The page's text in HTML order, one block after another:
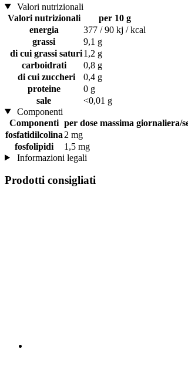
Valori nutrizionali
Valori nutrizionali
per 10 g
energia
377 / 90 kj / kcal
grassi
9,1 g
di cui grassi saturi1,2 g
carboidrati
0,8 g
di cui zuccheri
0,4 g
proteine
0 g
sale
<0,01 g
Componenti
Componenti per dose massima giornaliera/
fosfatidilcolina 2 mg
fosfolipidi
1,5 mg
Informazioni legali
Prodotti consigliati